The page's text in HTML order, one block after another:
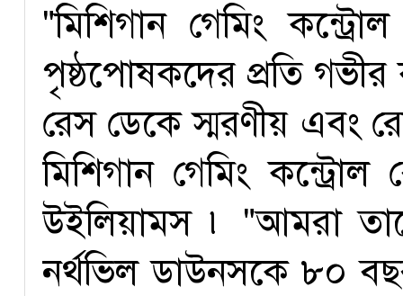
"মিশিগান গেমিং
পৃষ্ঠপোষকদের প্রতি গভীর
রেস ডেকে স্মরণীয় এবং
মিশিগান গেমিং কন্ট্রোল
উইলিয়ামস ৷ "আমরা
নর্থভিল ডাউনসকে ৮০